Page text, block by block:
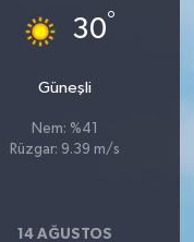
30°
Güneşli
Nem: %41
Rüzgar: 9.39 m/s
14 AĞUSTOS